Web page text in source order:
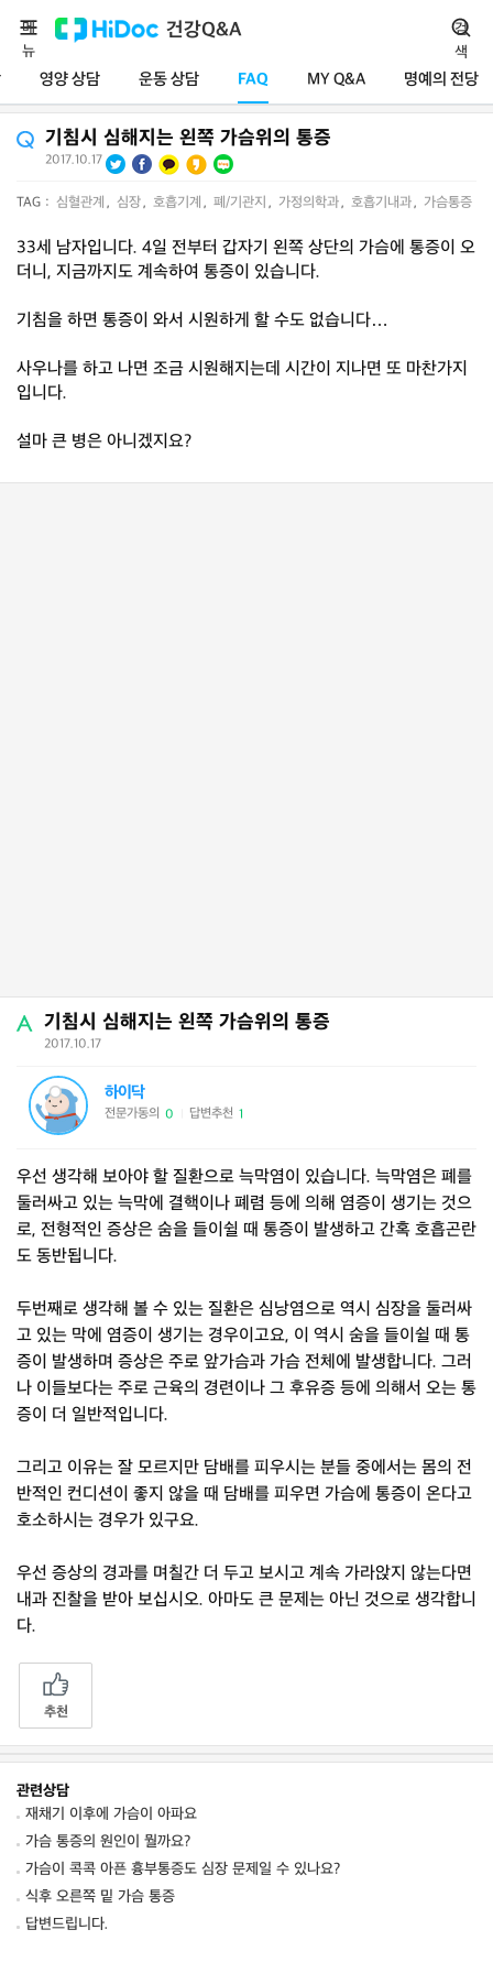
건강Q&A
영양 상담 운동 상담 FAQ MY Q&A 명예의 전당
메
뉴
검
색
기침시 심해지는 왼쪽 가슴위의 통증
2017.10.17
TAG : 심혈관계 , 심장, 호흡기계 , 폐/기관지 , 가정의학과, 호흡기내과, 가슴통증
33세 남자입니다. 4일 전부터 갑자기 왼쪽 상단의 가슴에 통증이 오
더니, 지금까지도 계속하여 통증이 있습니다.
기침을 하면 통증이 와서 시원하게 할 수도 없습니다…
사우나를 하고 나면 조금 시원해지는데 시간이 지나면 또 마찬가지
입니다.
설마 큰 병은 아니겠지요?
기침시 심해지는 왼쪽 가슴위의 통증
2017.10.17
하이닥
전문가동의 0 답변추천 1
우선 생각해 보아야 할 질환으로 늑막염이 있습니다. 늑막염은 폐를
둘러싸고 있는 늑막에 결핵이나 폐렴 등에 의해 염증이 생기는 것으
로, 전형적인 증상은 숨을 들이쉴 때 통증이 발생하고 간혹 호흡곤란
도 동반됩니다.
두번째로 생각해 볼 수 있는 질환은 심낭염으로 역시 심장을 둘러싸
고 있는 막에 염증이 생기는 경우이고요, 이 역시 숨을 들이쉴 때 통
증이 발생하며 증상은 주로 앞가슴과 가슴 전체에 발생합니다. 그러
나 이들보다는 주로 근육의 경련이나 그 후유증 등에 의해서 오는 통
증이 더 일반적입니다.
그리고 이유는 잘 모르지만 담배를 피우시는 분들 중에서는 몸의 전
반적인 컨디션이 좋지 않을 때 담배를 피우면 가슴에 통증이 온다고
호소하시는 경우가 있구요.
우선 증상의 경과를 며칠간 더 두고 보시고 계속 가라앉지 않는다면
내과 진찰을 받아 보십시오. 아마도 큰 문제는 아닌 것으로 생각합니
다.
추천
관련상담
재채기 이후에 가슴이 아파요
가슴 통증의 원인이 뭘까요?
가슴이 콕콕 아픈 흉부통증도 심장 문제일 수 있나요?
식후 오른쪽 밑 가슴 통증
답변드립니다.